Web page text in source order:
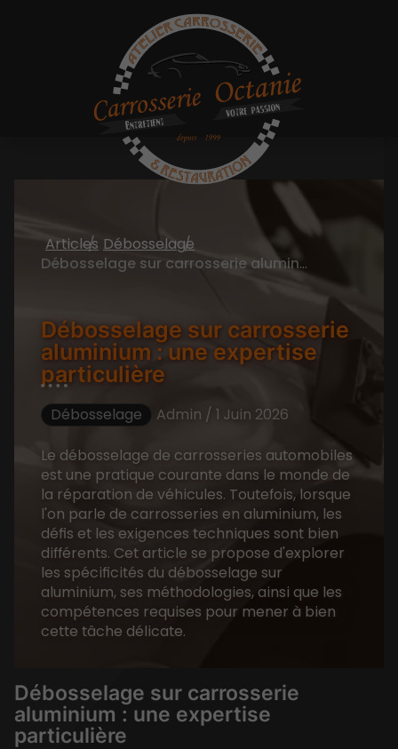
Articles Débosselage
Débosselage sur carrosserie aluminium : une expertise particulière
Débosselage sur carrosserie
aluminium : une expertise
particulière
Débosselage
Admin / 1 Juin 2026
Le débosselage de carrosseries automobiles
est une pratique courante dans le monde de
la réparation de véhicules. Toutefois, lorsque
l'on parle de carrosseries en aluminium, les
défis et les exigences techniques sont bien
différents. Cet article se propose d'explorer
les spécificités du débosselage sur
aluminium, ses méthodologies, ainsi que les
compétences requises pour mener à bien
cette tâche délicate.
Débosselage sur carrosserie
aluminium : une expertise
particulière